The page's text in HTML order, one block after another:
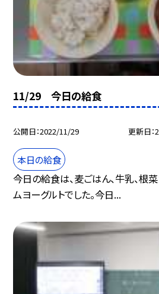
11/29 今日の給食
公開日 2022/11/29 更新日
本日の給食
今日の給食は、麦ごはん、牛乳、根
ムヨーグルトでした。今日...